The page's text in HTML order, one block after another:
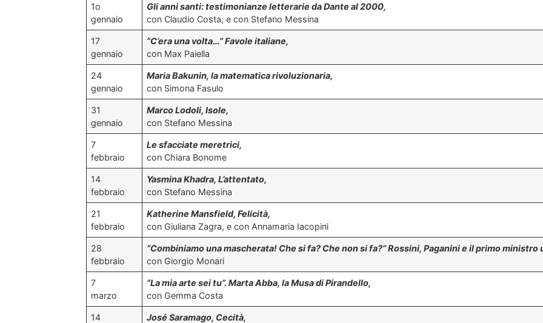
1o
gennaio
Gli anni santi: testimonianze letterarie da Dante al 2000,
con Claudio Costa, e con Stefano Messina
17
gennaio
“C’era una volta…” Favole italiane,
con Max Paiella
24
gennaio
Maria Bakunin, la matematica rivoluzionaria,
con Simona Fasulo
31
gennaio
Marco Lodoli, Isole,
con Stefano Messina
7
febbraio
Le sfacciate meretrici,
con Chiara Bonome
14
febbraio
Yasmina Khadra, L’attentato,
con Stefano Messina
21
febbraio
Katherine Mansfield, Felicità,
con Giuliana Zagra, e con Annamaria Iacopini
28
febbraio
“Combiniamo una mascherata! Che si fa? Che non si fa?” Rossini, Paganini e il primo ministro
con Giorgio Monari
7
marzo
“La mia arte sei tu”. Marta Abba, la Musa di Pirandello,
con Gemma Costa
14
José Saramago, Cecità,